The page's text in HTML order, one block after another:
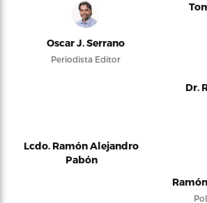
Oscar J. Serrano
Periodista Editor
Dr.
Lcdo. Ramón Alejandro
Pabón